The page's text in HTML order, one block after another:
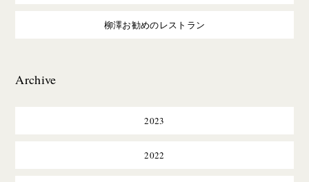
柳澤お勧めのレストラン
Archive
2023
2022